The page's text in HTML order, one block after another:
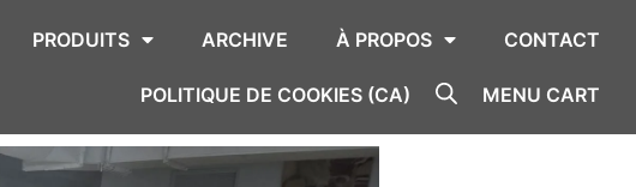
PRODUITS ARCHIVE À PROPOS CONTACT
POLITIQUE DE COOKIES (CA) MENU CART